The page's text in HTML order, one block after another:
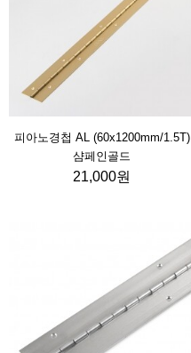
피아노경첩 AL (60x1200mm/1.5T)
샴페인골드
21,000원